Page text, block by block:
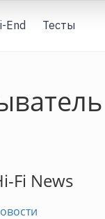
End Тесты
Fi News